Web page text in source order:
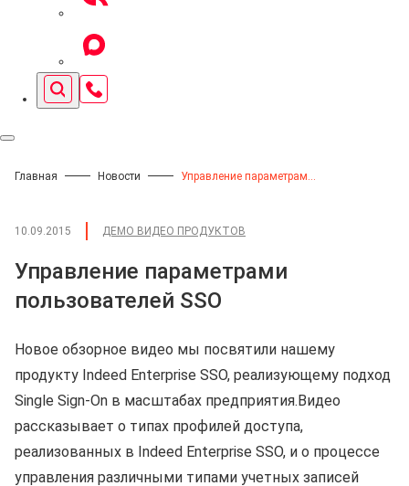
Главная Новости
10.09.2015 ДЕМО ВИДЕО ПРОДУКТОВ
Управление параметрами
пользователей SSO
Новое обзорное видео мы посвятили нашему
продукту Indeed Enterprise SSO, реализующему подход
Single Sign-On в масштабах предприятия.Видео
рассказывает о типах профилей доступа,
реализованных в Indeed Enterprise SSO, и о процессе
управления различными типами учетных записей